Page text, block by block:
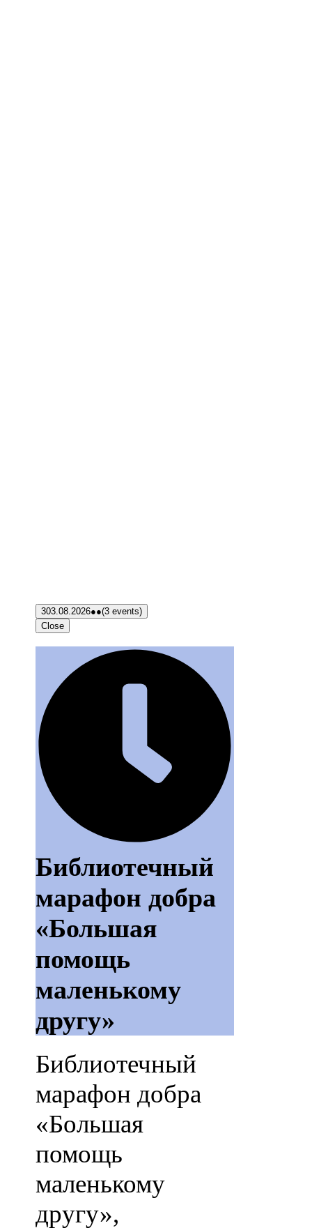
303.08.2026●●(3 events)
Close
Библиотечный
марафон добра
«Большая
помощь
маленькому
другу»
Библиотечный
марафон добра
«Большая
помощь
маленькому
другу»,